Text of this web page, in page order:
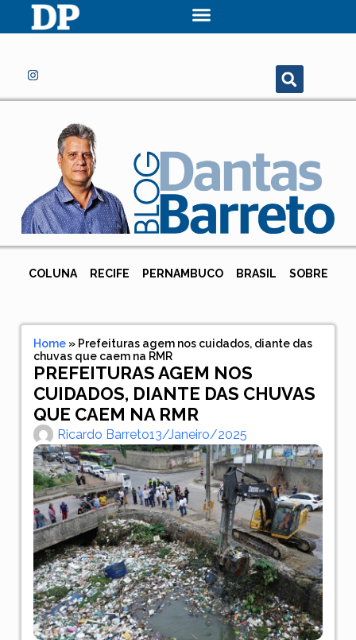
COLUNA RECIFE PERNAMBUCO BRASIL SOBRE
Home» Prefeituras agem nos cuidados, diante das
chuvas que caem na RMR
PREFEITURAS AGEM NOS
CUIDADOS, DIANTE DAS CHUVAS
QUE CAEM NA RMR
Ricardo Barreto13/janeiro/2025